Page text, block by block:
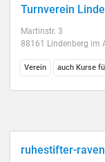
Turnverein
Martinstr. 3
88161 Lindenberg im
Verein auch Kurse
ruhestifter-